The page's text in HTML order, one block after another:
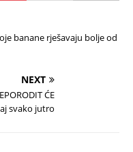
banane rješavaju bolje od
NEXT
ĆE
svako jutro